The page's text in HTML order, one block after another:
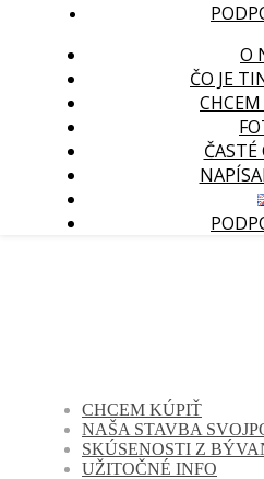
O
ČO JE
CHCEM KÚPIŤ
NAŠA STAVBA
SKÚSENOSTI Z
UŽITOČNÉ INFO